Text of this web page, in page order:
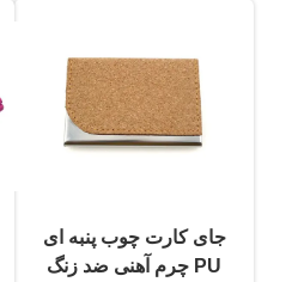
جای کارت چوب پنبه ای
PU چرم آهنی ضد زنگ